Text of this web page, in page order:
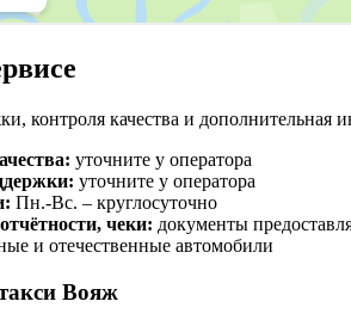
контроля качества и дополнительная
уточните у оператора
уточните у оператора
Пн.-Вс. – круглосуточно
чеки: документы
и отечественные автомобили
Вояж